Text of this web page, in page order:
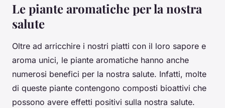
Le piante aromatiche per la nostra
salute
Oltre ad arricchire i nostri piatti con il loro sapore e
aroma unici, le piante aromatiche hanno anche
numerosi benefici per la nostra salute. Infatti, molte
di queste piante contengono composti bioattivi che
possono avere effetti positivi sulla nostra salute.